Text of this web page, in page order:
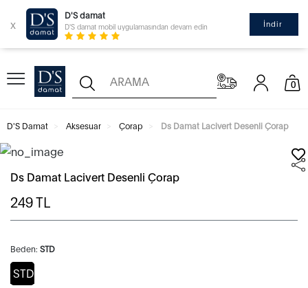
x
D'S damat
D'S damat mobil uygulamasından devam edin İndir
0
D'S Damat Aksesuar Çorap Ds Damat Lacivert Desenli Çorap
Ds Damat Lacivert Desenli Çorap
249TL
Beden: STD
STD